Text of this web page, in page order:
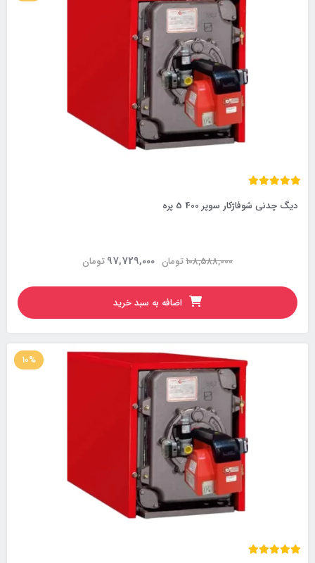
دیگ چدنی شوفاژکار سوپر 400 5 پره
تومان108,588,000 تومان97,729,000
اضافه به سبد خرید
10%